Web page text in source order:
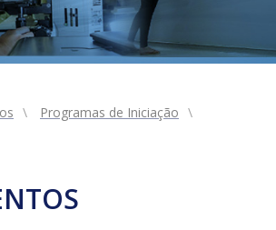
Programas de Iniciação